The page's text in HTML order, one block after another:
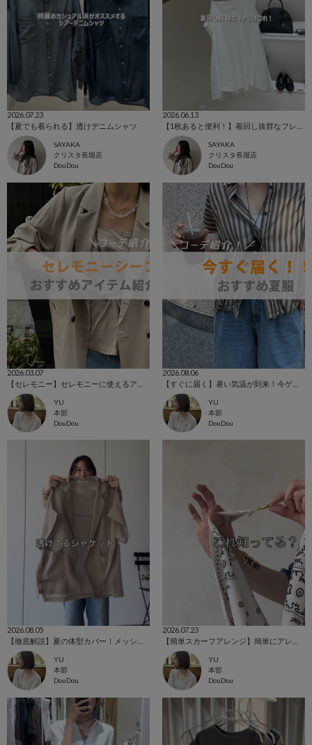
2026.07.23
【夏でも着られる】透けデニムシャツ
SAYAKA
クリスタ長堀店
DouDou
2026.06.13
SAYAKA
クリスタ長堀店
DouDou
2026.03.07
YU
本部
DouDou
2026.08.06
【すぐに届く】暑い気温が到来！今ゲットできる夏服！！
YU
本部
DouDou
2026.08.05
YU
本部
DouDou
2026.07.23
YU
本部
DouDou